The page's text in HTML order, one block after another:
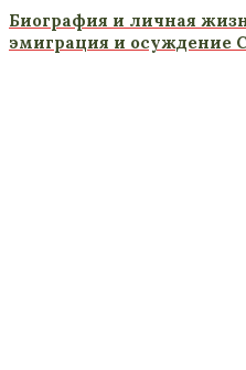
Биография и личная
эмиграция и осуждение